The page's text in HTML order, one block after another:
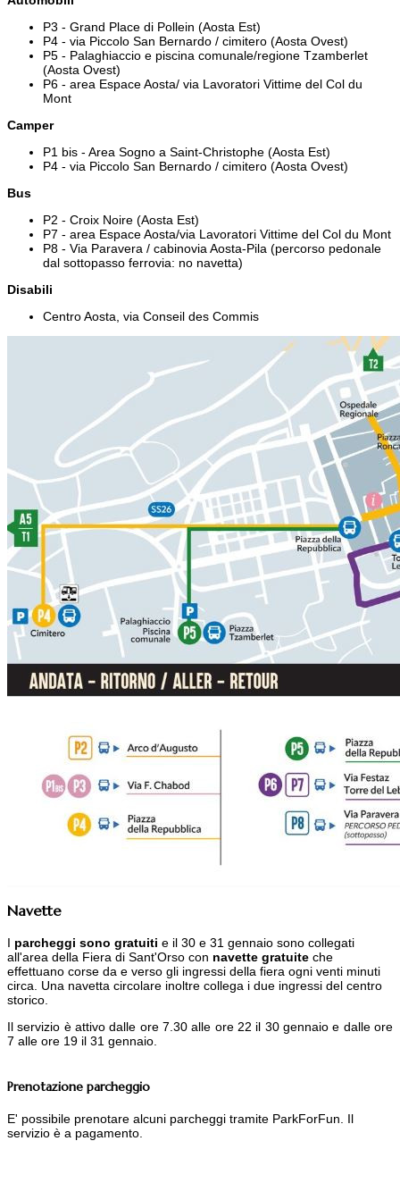
P3 - Grand Place di Pollein (Aosta Est)
P4 - via Piccolo San Bernardo / cimitero (Aosta Ovest)
P5 - Palaghiaccio e piscina comunale/regione Tzamberlet
(Aosta Ovest)
P6 - area Espace Aosta/ via Lavoratori Vittime del Col du
Mont
Camper
P1 bis - Area Sogno a Saint-Christophe (Aosta Est)
P4 - via Piccolo San Bernardo / cimitero (Aosta Ovest)
Bus
P2 - Croix Noire (Aosta Est)
P7 - area Espace Aosta/via Lavoratori Vittime del Col du Mont
P8 - Via Paravera / cabinovia Aosta-Pila (percorso pedonale
dal sottopasso ferrovia: no navetta)
Disabili
Centro Aosta, via Conseil des Commis
Navette
I parcheggi sono gratuiti e il 30 e 31 gennaio sono collegati
all'area della Fiera di Sant'Orso con navette gratuite che
effettuano corse da e verso gli ingressi della fiera ogni venti minuti
circa. Una navetta circolare inoltre collega i due ingressi del centro
storico.
Il servizio è attivo dalle ore 7.30 alle ore 22 il 30 gennaio e dalle ore
7 alle ore 19 il 31 gennaio.
Prenotazione parcheggio
E' possibile prenotare alcuni parcheggi tramite ParkForFun. Il
servizio è a pagamento.